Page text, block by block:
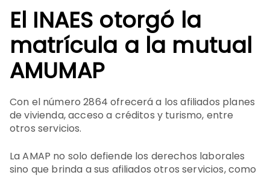
El INAES otorgó la
matrícula a la mutual
AMUMAP
Con el número 2864 ofrecerá a los afiliados planes
de vivienda, acceso a créditos y turismo, entre
otros servicios.
La AMAP no solo defiende los derechos laborales
sino que brinda a sus afiliados otros servicios, como